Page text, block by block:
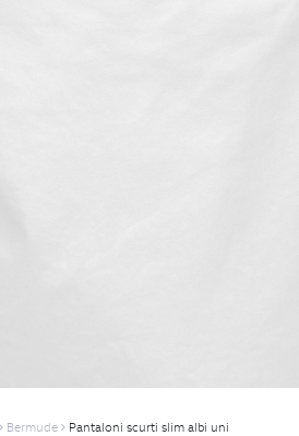
Bermude Pantaloni scurti slim albi uni